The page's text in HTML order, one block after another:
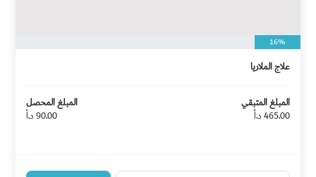
16%
علاج الملاريا
المبلغ المتبقي
465.00 د.أ
المبلغ المحصل
90.00 د.أ